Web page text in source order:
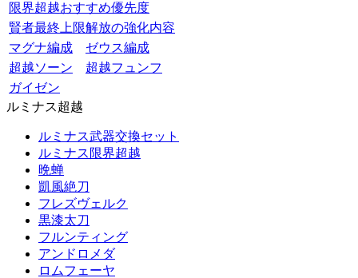
限界超越おすすめ優先度
賢者最終上限解放の強化内容
マグナ編成
ゼウス編成
超越ソーン
超越フュンフ
ガイゼン
ルミナス超越
ルミナス武器交換セット
ルミナス限界超越
晩蝉
凱風絶刀
フレズヴェルク
黒漆太刀
フルンティング
アンドロメダ
ロムフェーヤ